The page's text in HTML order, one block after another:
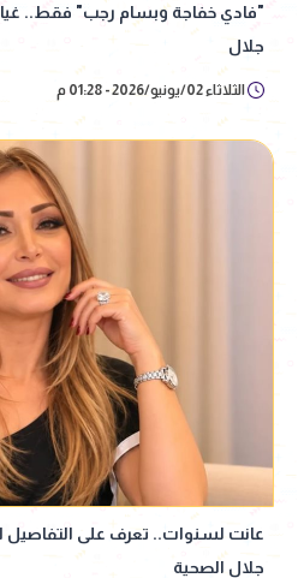
"فادي خفاجة وبسام رجب" فقط..
جلال
الثلاثاء 02/يونيو/2026 - 01:28 م
عانت لسنوات.. تعرف على التفاصيل
جلال الصحية